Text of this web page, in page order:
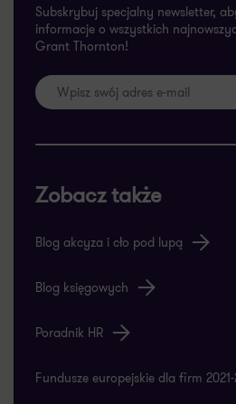
Subskrybuj specjalny newsletter,
informacje o wszystkich
Grant Thornton!
Zobacz także
Blog akcyza i cło pod lupą
Blog księgowych
Poradnik HR
Fundusze europejskie dla firm